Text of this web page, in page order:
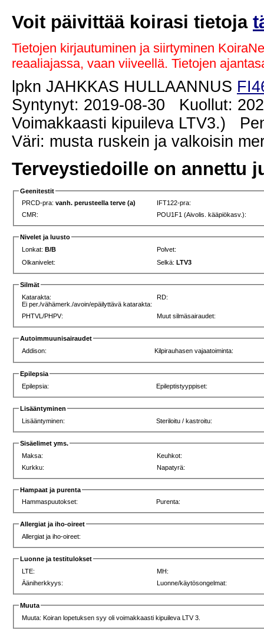
Voit päivittää koirasi tietoja
Tietojen kirjautuminen ja siirtyminen
reaaliajassa, vaan viiveellä. Tietojen
lpkn JAHKKAS HULLAANNUS
Syntynyt: 2019-08-30 Kuollut:
Voimakkaasti kipuileva LTV3.)
Väri: musta ruskein ja valkoisin
Terveystiedoille on annettu
Geenitestit
PRCD-pra:vanh. perusteella terve (a)
IFT122-pra:
CMR:
POU1F1 (Aivolis. kääpiökasv.):
Nivelet ja luusto
Lonkat:B/B
Polvet:
Olkanivelet:
Selkä:LTV3
Silmät
Katarakta:
Ei per./vähämerk./avoin/epäilyttävä katarakta:
RD:
PHTVL/PHPV: Muut silmäsairaudet:
Autoimmuunisairaudet
Addison:
Kilpirauhasen vajaatoiminta:
Epilepsia
Epilepsia:
Epileptistyyppiset:
Lisääntyminen
Lisääntyminen:
Steriloitu / kastroitu:
Sisäelimet yms.
Maksa:
Keuhkot:
Kurkku:
Napatyrä:
Hampaat ja purenta
Hammaspuutokset:
Purenta:
Allergiat ja iho-oireet
Allergiat ja iho-oireet:
Luonne ja testitulokset
LTE:
MH:
Ääniherkkyys:
Luonne/käytösongelmat:
Muuta
Muuta: Koiran lopetuksen syy oli voimakkaasti kipuileva LTV 3.